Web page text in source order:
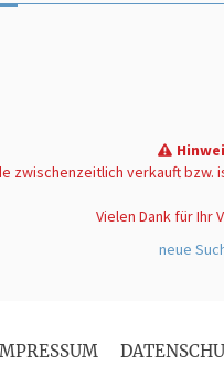
zwischenzeitlich verkauft
Vielen Dank für Ihr
neue